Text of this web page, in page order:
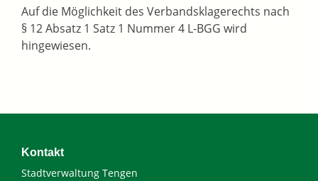
Auf die Möglichkeit des Verbandsklagerechts nach
§ 12 Absatz 1 Satz 1 Nummer 4 L-BGG wird
hingewiesen.
Kontakt
Stadtverwaltung Tengen